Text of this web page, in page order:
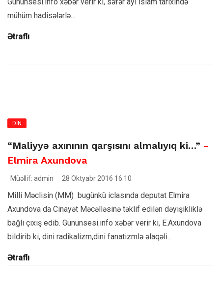
mühüm hadisələrlə...
Ətraflı
DİN
“Maliyyə axınının qarşısını almalıyıq ki…” -
Elmira Axundova
Müəllif: admin 28 Oktyabr 2016 16:10
Milli Məclisin (MM) bugünkü iclasında deputat Elmira
Axundova da Cinayət Məcəlləsinə təklif edilən dəyişikliklə
bağlı çıxış edib. Gununsesi.info xəbər verir ki, E.Axundova
bildirib ki, dini radikalizm,dini fanatizmlə əlaqəli...
Ətraflı